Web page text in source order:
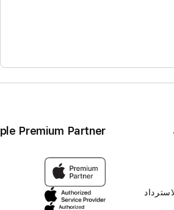
Premium Partner